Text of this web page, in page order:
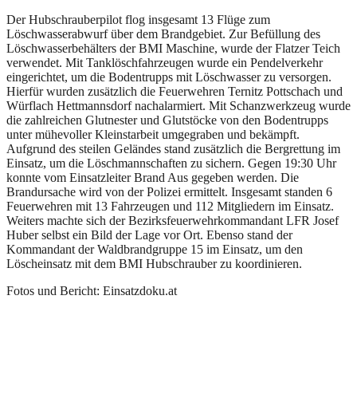
Der Hubschrauberpilot flog insgesamt 13 Flüge zum
Löschwasserabwurf über dem Brandgebiet. Zur Befüllung des
Löschwasserbehälters der BMI Maschine, wurde der Flatzer Teich
verwendet. Mit Tanklöschfahrzeugen wurde ein Pendelverkehr
eingerichtet, um die Bodentrupps mit Löschwasser zu versorgen.
Hierfür wurden zusätzlich die Feuerwehren Ternitz Pottschach und
Würflach Hettmannsdorf nachalarmiert. Mit Schanzwerkzeug wurde
die zahlreichen Glutnester und Glutstöcke von den Bodentrupps
unter mühevoller Kleinstarbeit umgegraben und bekämpft.
Aufgrund des steilen Geländes stand zusätzlich die Bergrettung im
Einsatz, um die Löschmannschaften zu sichern. Gegen 19:30 Uhr
konnte vom Einsatzleiter Brand Aus gegeben werden. Die
Brandursache wird von der Polizei ermittelt. Insgesamt standen 6
Feuerwehren mit 13 Fahrzeugen und 112 Mitgliedern im Einsatz.
Weiters machte sich der Bezirksfeuerwehrkommandant LFR Josef
Huber selbst ein Bild der Lage vor Ort. Ebenso stand der
Kommandant der Waldbrandgruppe 15 im Einsatz, um den
Löscheinsatz mit dem BMI Hubschrauber zu koordinieren.
Fotos und Bericht: Einsatzdoku.at